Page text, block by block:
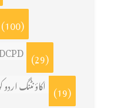
(100)
(29)
اکاؤنٹنگ (19)